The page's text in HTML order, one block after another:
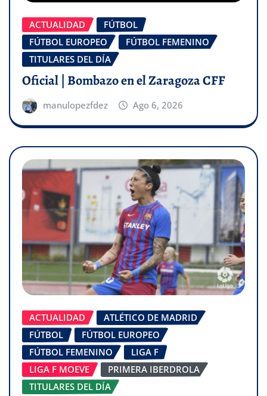
ACTUALIDAD
FÚTBOL
FÚTBOL EUROPEO
FÚTBOL FEMENINO
TITULARES DEL DÍA
Oficial | Bombazo en el Zaragoza CFF
manulopezfdez Ago 6, 2026
ACTUALIDAD
ATLÉTICO DE MADRID
FÚTBOL
FÚTBOL EUROPEO
FÚTBOL FEMENINO
LIGA F
LIGA F MOEVE
PRIMERA IBERDROLA
TITULARES DEL DÍA